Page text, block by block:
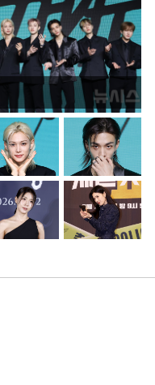
광주… 열화상 카메라에 담긴